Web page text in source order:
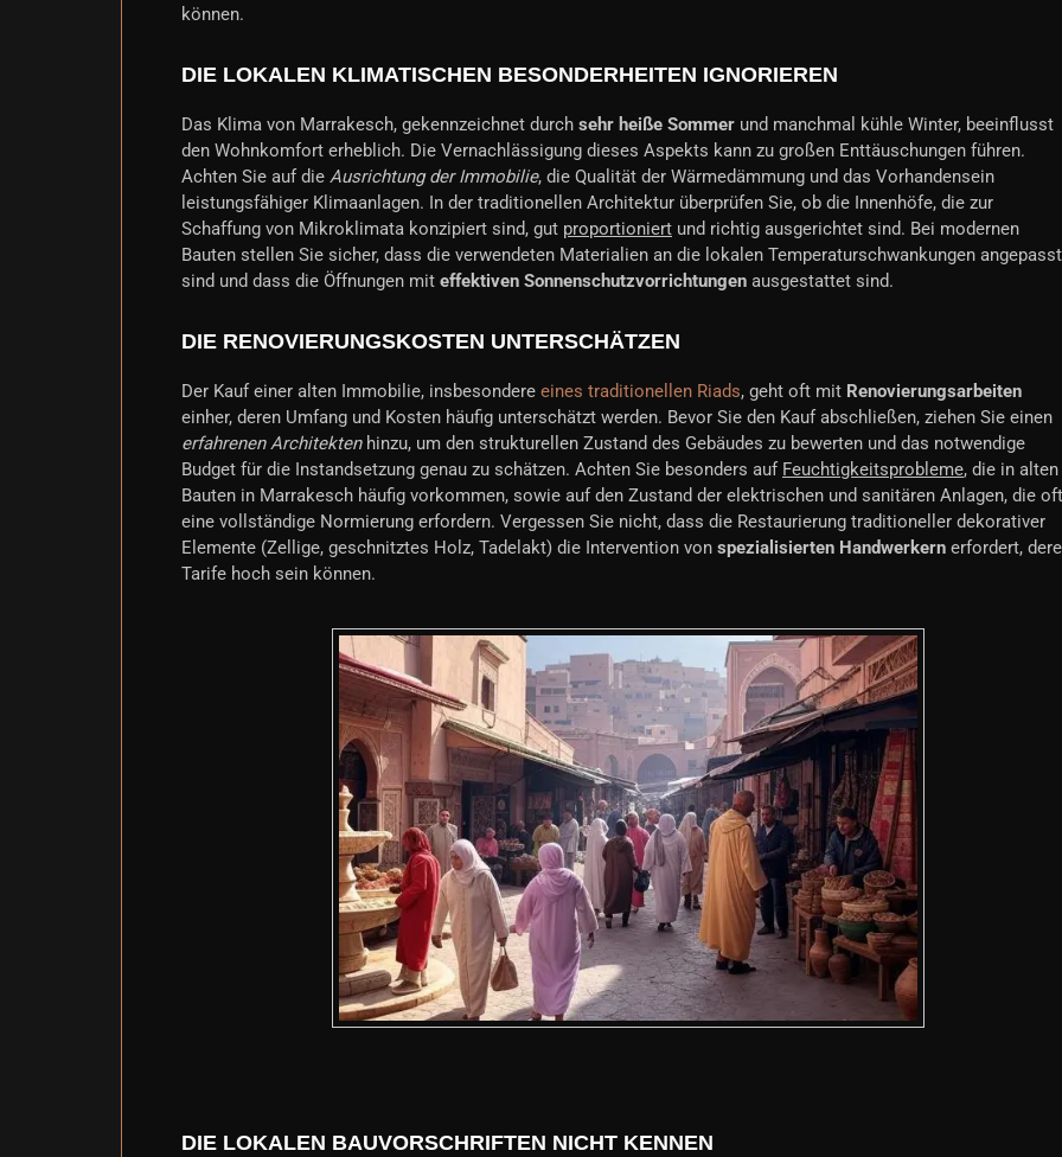
können.
DIE LOKALEN KLIMATISCHEN BESONDERHEITEN IGNORIEREN
Das Klima von Marrakesch, gekennzeichnet durch sehr heiße Sommer und manchmal kühle Winter, beeinflusst
den Wohnkomfort erheblich. Die Vernachlässigung dieses Aspekts kann zu großen Enttäuschungen führen.
Achten Sie auf die Ausrichtung der Immobilie, die Qualität der Wärmedämmung und das Vorhandensein
leistungsfähiger Klimaanlagen. In der traditionellen Architektur überprüfen Sie, ob die Innenhöfe, die zur
Schaffung von Mikroklimata konzipiert sind, gut proportioniert und richtig ausgerichtet sind. Bei modernen
Bauten stellen Sie sicher, dass die verwendeten Materialien an die lokalen Temperaturschwankungen angepasst
sind und dass die Öffnungen mit effektiven Sonnenschutzvorrichtungen ausgestattet sind.
DIE RENOVIERUNGSKOSTEN UNTERSCHÄTZEN
Der Kauf einer alten Immobilie, insbesondere eines traditionellen Riads, geht oft mit Renovierungsarbeiten
einher, deren Umfang und Kosten häufig unterschätzt werden. Bevor Sie den Kauf abschließen, ziehen Sie einen
erfahrenen Architektenhinzu, um den strukturellen Zustand des Gebäudes zu bewerten und das notwendige
Budget für die Instandsetzung genau zu schätzen. Achten Sie besonders auf Feuchtigkeitsprobleme, die in alten
Bauten in Marrakesch häufig vorkommen, sowie auf den Zustand der elektrischen und sanitären Anlagen, die oft
eine vollständige Normierung erfordern. Vergessen Sie nicht, dass die Restaurierung traditioneller dekorativer
Elemente (Zellige, geschnitztes Holz, Tadelakt) die Intervention von spezialisierten Handwerkern erfordert,
Tarife hoch sein können.
DIE LOKALEN BAUVORSCHRIFTEN NICHT KENNEN